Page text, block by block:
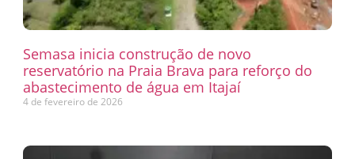
Semasa inicia construção de novo
reservatório na Praia Brava para reforço do
abastecimento de água em Itajaí
4 de fevereiro de 2026